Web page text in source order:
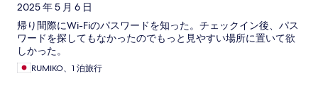
2025 年 5 月 6 日
帰り間際にWi-Fiのパスワードを知った。チェックイン後、パス
ワードを探してもなかったのでもっと見やすい場所に置いて欲
しかった。
RUMIKO、1 泊旅行